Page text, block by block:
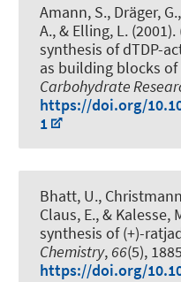
Amann, S., Dräger, G.
A., & Elling, L. (2001).
synthesis of dTDP-
as building blocks
Carbohydrate
https://doi.org/
1
Bhatt, U.,
Claus, E., & Kalesse,
synthesis of (+)-
Chemistry, 66(5),
https://doi.org/